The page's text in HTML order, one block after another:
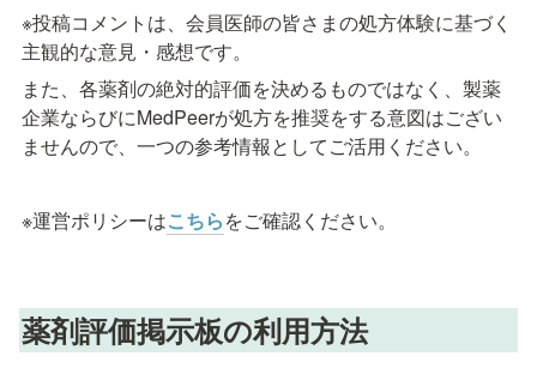
※投稿コメントは、会員医師の皆さまの処方体験に基づく
主観的な意見・感想です。
また、各薬剤の絶対的評価を決めるものではなく、製薬
企業ならびにMedPeerが処方を推奨をする意図はござい
ませんので、一つの参考情報としてご活用ください。
※運営ポリシーはこちらをご確認ください。
薬剤評価掲示板の利用方法